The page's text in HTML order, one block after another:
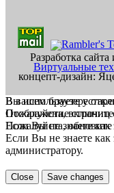
Разработка сайта
Виртуальные
концепт-дизайн:
В вашем браузере
Пожалуйста,
Если Вы не знаете как
Вы используете
Отображение страниц
Пожалуйста, обновите
Если Вы не знаете как
администратору.
Close Save changes